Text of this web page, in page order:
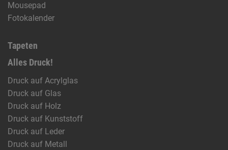
Mousepad
Fotokalender
Tapeten
Alles Druck!
Druck auf Acrylglas
Druck auf Glas
Druck auf Holz
Druck auf Kunststoff
Druck auf Leder
Druck auf Metall